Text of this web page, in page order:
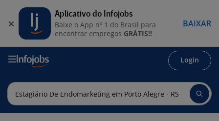
Login
Aplicativo do Infojobs
Baixe o App nº 1 do Brasil para
encontrar empregos GRÁTIS!!
BAIXAR